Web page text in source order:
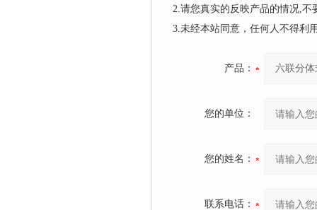
2.请您真实的反映产品的情况,
3.未经本站同意，任何人不得利
产品：
您的单位：
您的姓名：
联系电话：